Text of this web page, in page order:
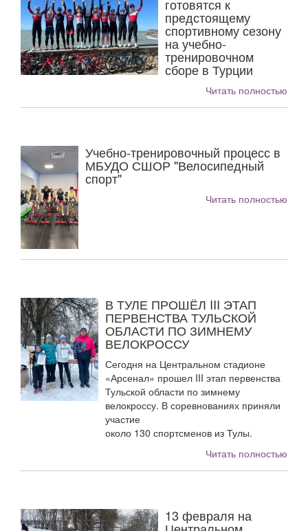
готовятся к
предстоящему
спортивному сезону
на учебно-
тренировочном
сборе в Турции
Читать полностью
Учебно-тренировочный процесс в
МБУДО СШОР "Велосипедный
спорт"
Читать полностью
В ТУЛЕ ПРОШЁЛ III ЭТАП
ПЕРВЕНСТВА ТУЛЬСКОЙ
ОБЛАСТИ ПО ЗИМНЕМУ
ВЕЛОКРОССУ
Сегодня на Центральном стадионе
«Арсенал» прошел III этап первенства
Тульской области по зимнему
велокроссу. В соревнованиях приняли
участие
около 130 спортсменов из Тулы.
Читать полностью
13 февраля на